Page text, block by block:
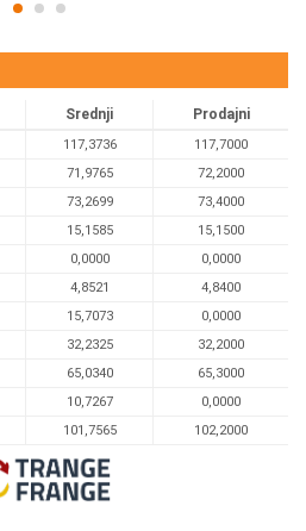
Srednji Prodajni
117,3736
117,7000
71,9765
72,2000
73,2699
73,4000
15,1585
15,1500
0,0000
0,0000
4,8521
4,8400
15,7073
0,0000
32,2325
32,2000
65,0340
65,3000
10,7267
0,0000
101,7565 102,2000